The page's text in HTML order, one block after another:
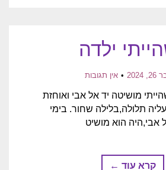
ילדה
2024 אין תגובות
מושיטה יד אל אבי ואוחזת
תלולה,בלילה שחור. בימי
הוא מושיט
קרא עוד ←